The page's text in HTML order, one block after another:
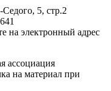
5, стр.2
на электронный адрес
ассоциация
на материал при